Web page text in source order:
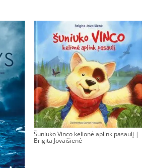
Šuniuko Vinco kelionė aplink pasaulį |
Brigita Jovaišienė